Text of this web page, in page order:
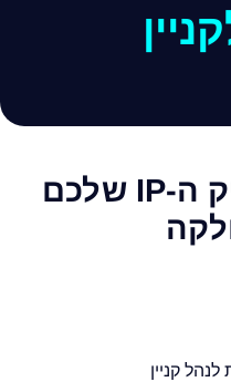
כך תנהלו את תיק ה-IP שלכם
קניין